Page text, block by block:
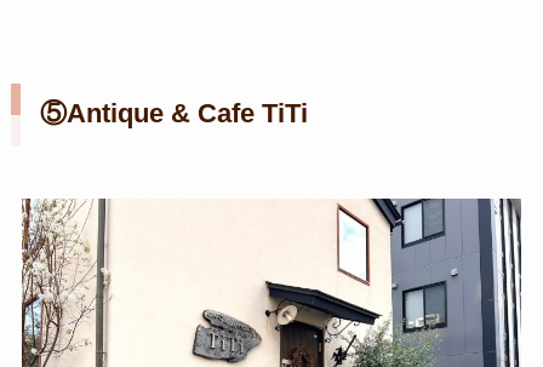
⑤Antique & Cafe TiTi